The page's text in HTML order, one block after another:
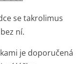
se takrolimus
ní.
je doporučená